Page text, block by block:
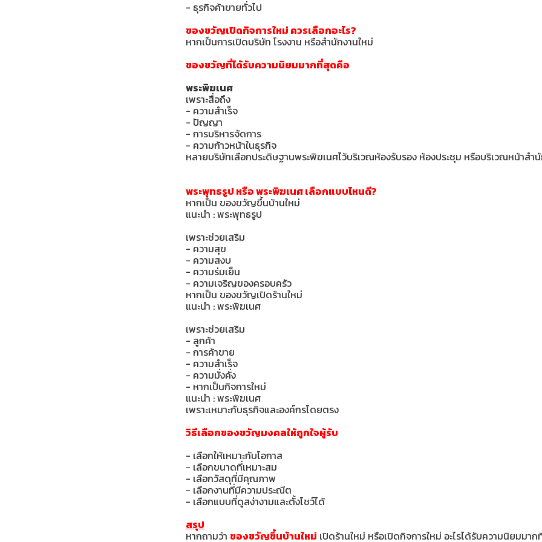
- ธุรกิจค้าขายทั่วไป
ของขวัญเปิดกิจการใหม่ ควรเลือกอะไร?
หากเป็นการเปิดบริษัท โรงงาน หรือสำนักงานใหม่
ของขวัญที่ได้รับความนิยมมากที่สุดคือ
พระพิฆเนศ
เพราะสื่อถึง
- ความสำเร็จ
- ปัญญา
- การบริหารจัดการ
- ความก้าวหน้าในธุรกิจ
หลายบริษัทเลือกประดิษฐานพระพิฆเนศไว้บริเวณห้องรับรอง ห้องประชุม หรือบริเวณหน้าสำ
พระพุทธรูป หรือ พระพิฆเนศ เลือกแบบไหนดี?
หากเป็น ของขวัญขึ้นบ้านใหม่
แนะนำ : พระพุทธรูป
เพราะช่วยเสริม
- ความสุข
- ความสงบ
- ความร่มเย็น
- ความเจริญของครอบครัว
หากเป็น ของขวัญเปิดร้านใหม่
แนะนำ : พระพิฆเนศ
เพราะช่วยเสริม
- ลูกค้า
- การค้าขาย
- ความสำเร็จ
- ความมั่งคั่ง
- หากเป็นกิจการใหม่
แนะนำ : พระพิฆเนศ
เพราะเหมาะกับธุรกิจและองค์กรโดยตรง
วิธีเลือกของขวัญมงคลให้ถูกใจผู้รับ
- เลือกให้เหมาะกับโอกาส
- เลือกขนาดที่เหมาะสม
- เลือกวัสดุที่มีคุณภาพ
- เลือกงานที่มีความประณีต
- เลือกแบบที่ดูสง่างามและตั้งโชว์ได้
สรุป
หากถามว่า ของขวัญขึ้นบ้านใหม่ เปิดร้านใหม่ หรือเปิดกิจการใหม่ อะไรได้รับความนิยมมาก